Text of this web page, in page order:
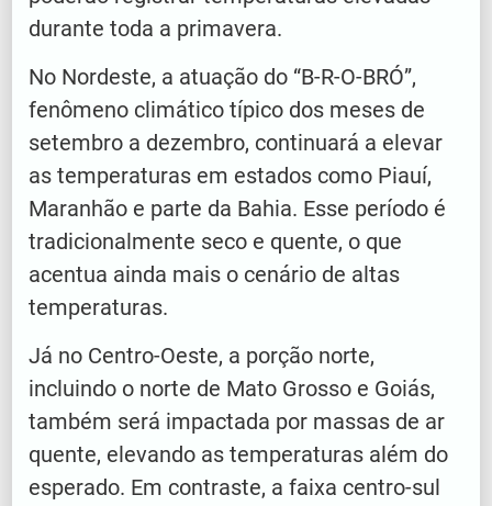
durante toda a primavera.
No Nordeste, a atuação do “B-R-O-BRÓ”,
fenômeno climático típico dos meses de
setembro a dezembro, continuará a elevar
as temperaturas em estados como Piauí,
Maranhão e parte da Bahia. Esse período é
tradicionalmente seco e quente, o que
acentua ainda mais o cenário de altas
temperaturas.
Já no Centro-Oeste, a porção norte,
incluindo o norte de Mato Grosso e Goiás,
também será impactada por massas de ar
quente, elevando as temperaturas além do
esperado. Em contraste, a faixa centro-sul